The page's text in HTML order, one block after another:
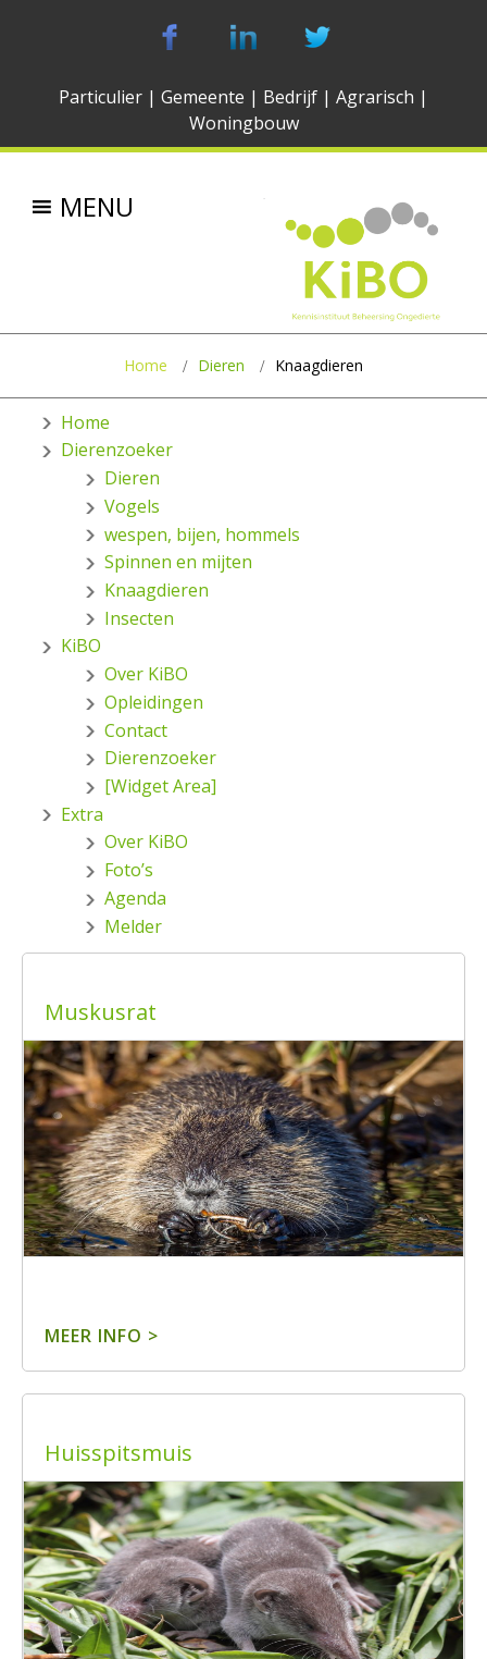
Particulier | Gemeente | Bedrijf | Agrarisch |
Woningbouw
MENU
Home Dieren Knaagdieren
Home
Dierenzoeker
Dieren
Vogels
wespen, bijen, hommels
Spinnen en mijten
Knaagdieren
Insecten
KiBO
Over KiBO
Opleidingen
Contact
Dierenzoeker
[Widget Area]
Extra
Over KiBO
Foto’s
Agenda
Melder
Muskusrat
MEER INFO >
Huisspitsmuis